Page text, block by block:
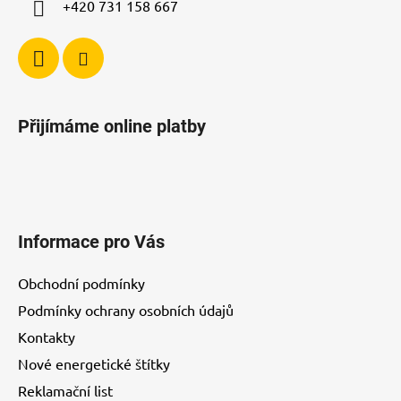
+420 731 158 667
Přijímáme online platby
Informace pro Vás
Obchodní podmínky
Podmínky ochrany osobních údajů
Kontakty
Nové energetické štítky
Reklamační list